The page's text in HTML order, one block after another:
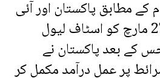
کے مطابق پاکستان اور آئی
ایم ایف کے درمیان 27 مارچ کو اسٹاف لیول
کے بعد پاکستان نے
پر عمل درآمد مکمل کر